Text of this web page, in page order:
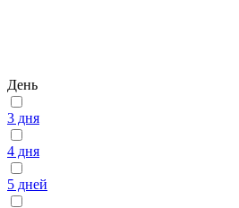
День
3 дня
4 дня
5 дней